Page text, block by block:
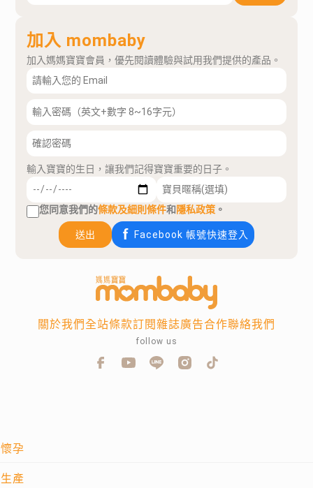
加入 mombaby
加入媽媽寶寶會員，優先閱讀體驗與試用我們提供的產品。
輸入寶寶的生日，讓我們記得寶寶重要的日子。
您同意我們的條款及細則條件和隱私政策 。
送出 Facebook 帳號快速登入
懷孕
生產
關於我們全站條款訂閱雜誌廣告合作聯絡我們
follow us